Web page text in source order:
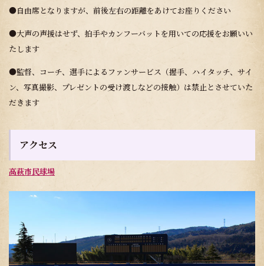
●自由席となりますが、前後左右の距離をあけてお座りください
●大声の声援はせず、拍手やカンフーバットを用いての応援をお願いい
たします
●監督、コーチ、選手によるファンサービス（握手、ハイタッチ、サイ
ン、写真撮影、プレゼントの受け渡しなどの接触）は禁止とさせていた
だきます
アクセス
高萩市民球場